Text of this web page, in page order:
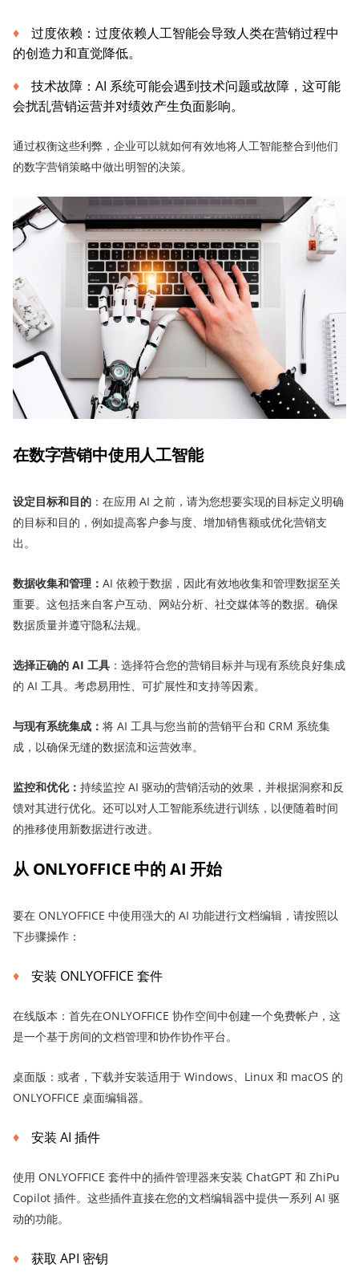
过度依赖：过度依赖人工智能会导致人类在营销过程中
的创造力和直觉降低。
技术故障：AI 系统可能会遇到技术问题或故障，这可能
会扰乱营销运营并对绩效产生负面影响。
通过权衡这些利弊，企业可以就如何有效地将人工智能整合到他们
的数字营销策略中做出明智的决策。
在数字营销中使用人工智能
设定目标和目的 ：在应用 AI 之前，请为您想要实现的目标定义明确
的目标和目的，例如提高客户参与度、增加销售额或优化营销支
出。
数据收集和管理 ： AI 依赖于数据，因此有效地收集和管理数据至关
重要。这包括来自客户互动、网站分析、社交媒体等的数据。确保
数据质量并遵守隐私法规。
选择正确的 AI 工具 ：选择符合您的营销目标并与现有系统良好集成
的 AI 工具。考虑易用性、可扩展性和支持等因素。
与现有系统集成 ： 将 AI 工具与您当前的营销平台和 CRM 系统集
成，以确保无缝的数据流和运营效率。
监控和优化： 持续监控 AI 驱动的营销活动的效果，并根据洞察和反
馈对其进行优化。还可以对人工智能系统进行训练，以便随着时间
的推移使用新数据进行改进。
从 ONLYOFFICE 中的 AI开始
要在 ONLYOFFICE 中使用强大的 AI 功能进行文档编辑，请按照以
下步骤操作：
安装 ONLYOFFICE 套件
在线版本：首先在ONLYOFFICE 协作空间中创建一个免费帐户，这
是一个基于房间的文档管理和协作协作平台。
桌面版：或者，下载并安装适用于 Windows、Linux 和 macOS 的
ONLYOFFICE 桌面编辑器。
安装 AI 插件
使用 ONLYOFFICE 套件中的插件管理器来安装 ChatGPT 和 ZhiPu
Copilot 插件。这些插件直接在您的文档编辑器中提供一系列 AI 驱
动的功能。
获取 API 密钥